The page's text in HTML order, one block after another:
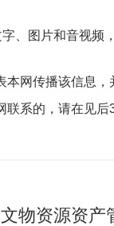
、图片和音视
本网传播该信息
联系的，请在见后
物资源资